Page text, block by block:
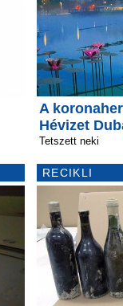
A
Hévizet
Tetszett neki
RECIKLI